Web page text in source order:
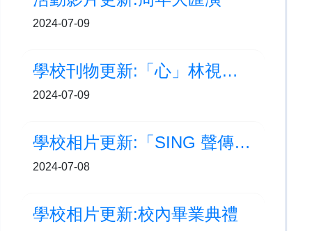
2024-07-09
學校刊物更新:「心」林視藝之旅
2024-07-09
學校相片更新:「SING 聲傳校園」歌唱比賽
2024-07-08
學校相片更新:校內畢業典禮